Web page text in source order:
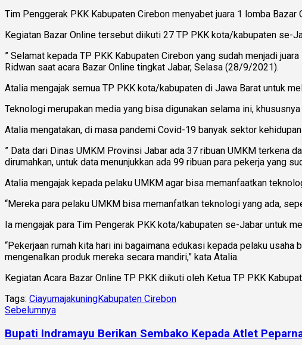
Tim Penggerak PKK Kabupaten Cirebon menyabet juara 1 lomba
Kegiatan Bazar Online tersebut diikuti 27 TP PKK kota/kabupaten se-
” Selamat kepada TP PKK Kabupaten Cirebon yang sudah menjadi
Ridwan saat acara Bazar Online tingkat Jabar, Selasa (28/9/2021).
Atalia mengajak semua TP PKK kota/kabupaten di Jawa Barat untuk
Teknologi merupakan media yang bisa digunakan selama ini,
Atalia mengatakan, di masa pandemi Covid-19 banyak sektor
” Data dari Dinas UMKM Provinsi Jabar ada 37 ribuan UMKM terkena
dirumahkan, untuk data menunjukkan ada 99 ribuan para pekerja yang
Atalia mengajak kepada pelaku UMKM agar bisa memanfaatkan
“Mereka para pelaku UMKM bisa memanfatkan teknologi yang ada,
Ia mengajak para Tim Pengerak PKK kota/kabupaten se-Jabar untuk
“Pekerjaan rumah kita hari ini bagaimana edukasi kepada pelaku
mengenalkan produk mereka secara mandiri,” kata Atalia.
Kegiatan Acara Bazar Online TP PKK diikuti oleh Ketua TP PKK
Tags: CiayumajakuningKabupaten Cirebon
Sebelumnya
Bupati Indramayu Berikan Sembako Kepada Atlet